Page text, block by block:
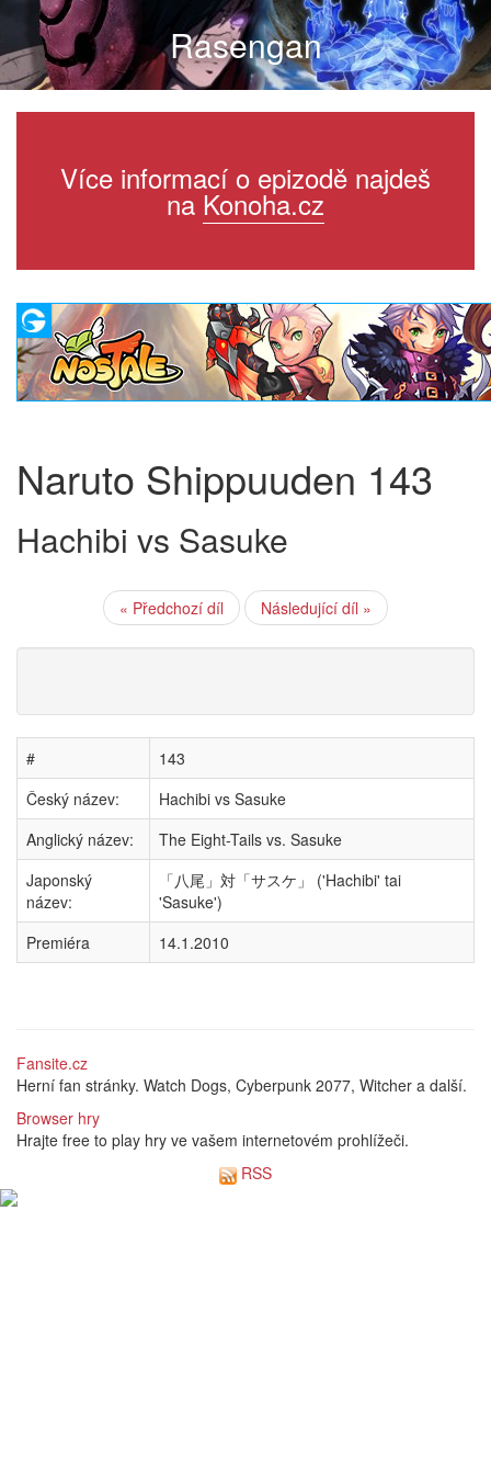
Rasengan
Více informací o epizodě najdeš
na Konoha.cz
Naruto Shippuuden 143
Hachibi vs Sasuke
« Předchozí díl Následující díl »
#
143
Český název:
Hachibi vs Sasuke
Anglický název:
The Eight-Tails vs. Sasuke
Japonský
název:
「八尾」対「サスケ」 ('Hachibi' tai
'Sasuke')
Premiéra
14.1.2010
Fansite.cz
Herní fan stránky. Watch Dogs, Cyberpunk 2077, Witcher a další.
Browser hry
Hrajte free to play hry ve vašem internetovém prohlížeči.
RSS